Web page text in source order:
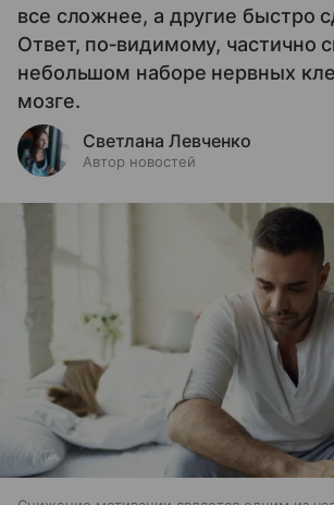
все сложнее, а другие быстро
Ответ, по‑видимому, частично
небольшом наборе нервных
мозге.
Светлана Левченко
Автор новостей